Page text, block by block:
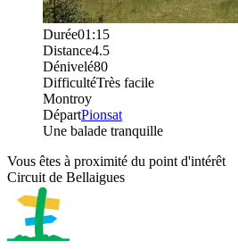
Durée01:15
Distance4.5
Dénivelé80
DifficultéTrès facile
Montroy
DépartPionsat
Une balade tranquille
Vous êtes à proximité du point d'intérêt
Circuit de Bellaigues